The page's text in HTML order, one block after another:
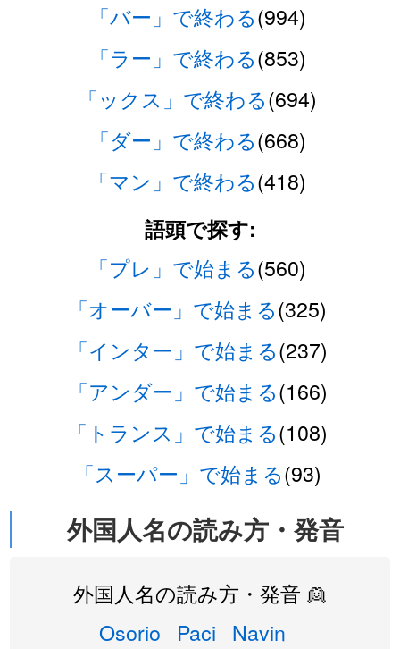
「バー」で終わる(994)
「ラー」で終わる(853)
「ックス」で終わる(694)
「ダー」で終わる(668)
「マン」で終わる(418)
語頭で探す:
「プレ」で始まる(560)
「オーバー」で始まる(325)
「インター」で始まる(237)
「アンダー」で始まる(166)
「トランス」で始まる(108)
「スーパー」で始まる(93)
外国人名の読み方・発音
外国人名の読み方・発音 👱
Osorio
Paci Navin